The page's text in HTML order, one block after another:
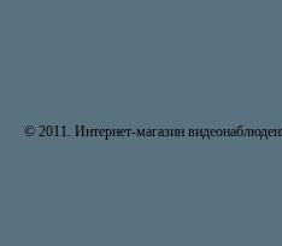
© 2011. Интернет-магазин